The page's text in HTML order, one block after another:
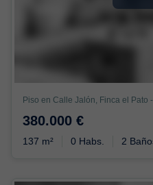
Piso en Calle Jalón, Finca el Pato
380.000 €
137 m² 0 Habs. 2